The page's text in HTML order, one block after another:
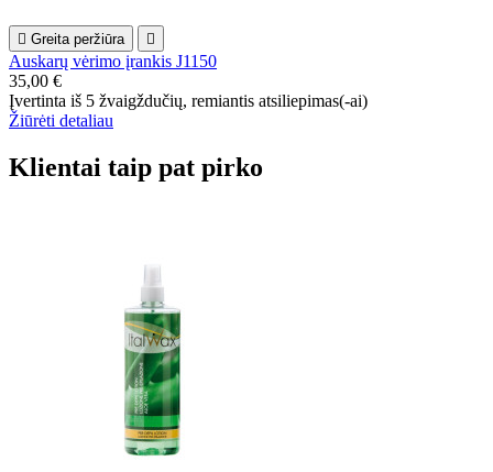
 Greita peržiūra 
Auskarų vėrimo įrankis J1150
35,00 €
Įvertinta iš 5 žvaigždučių, remiantis atsiliepimas(-ai)
Žiūrėti detaliau
Klientai taip pat pirko